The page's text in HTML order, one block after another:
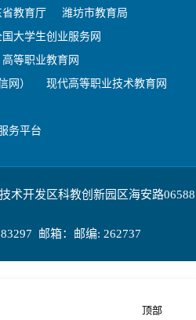
省教育厅
潍坊市教育局
国大学生创业服务网
高等职业教育网
网）
现代高等职业技术教育网
务平台
术开发区科教创新园区海安路06588
邮箱：邮编: 262737
顶部